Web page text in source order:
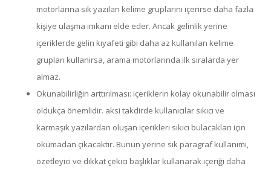
motorlarına sık yazılan kelime gruplarını içerirse daha fazla
kişiye ulaşma imkanı elde eder. Ancak gelinlik yerine
içeriklerde gelin kıyafeti gibi daha az kullanılan kelime
grupları kullanırsa, arama motorlarında ilk sıralarda yer
almaz.
Okunabilirliğin arttırılması: içeriklerin kolay okunabilir olması
oldukça önemlidir. aksi takdirde kullanıcılar sıkıcı ve
karmaşık yazılardan oluşan içerikleri sıkıcı bulacakları için
okumadan çıkacaktır. Bunun yerine sık paragraf kullanımı,
özetleyici ve dikkat çekici başlıklar kullanarak içeriği daha